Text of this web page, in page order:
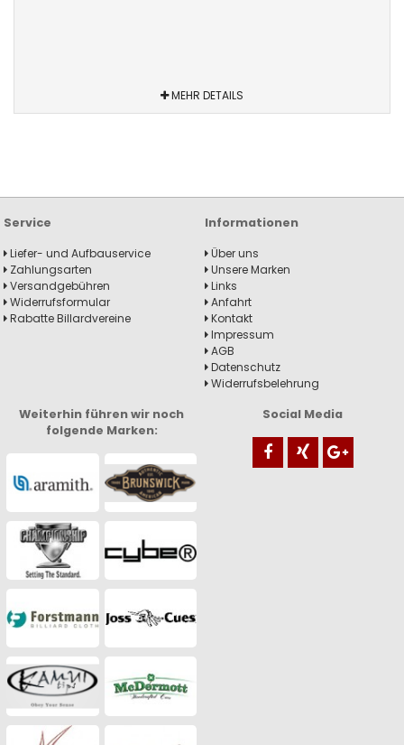
MEHR DETAILS
Service
Liefer- und Aufbauservice
Zahlungsarten
Versandgebühren
Widerrufsformular
Rabatte Billardvereine
Informationen
Über uns
Unsere Marken
Links
Anfahrt
Kontakt
Impressum
AGB
Datenschutz
Widerrufsbelehrung
Weiterhin führen wir noch
folgende Marken:
Social Media